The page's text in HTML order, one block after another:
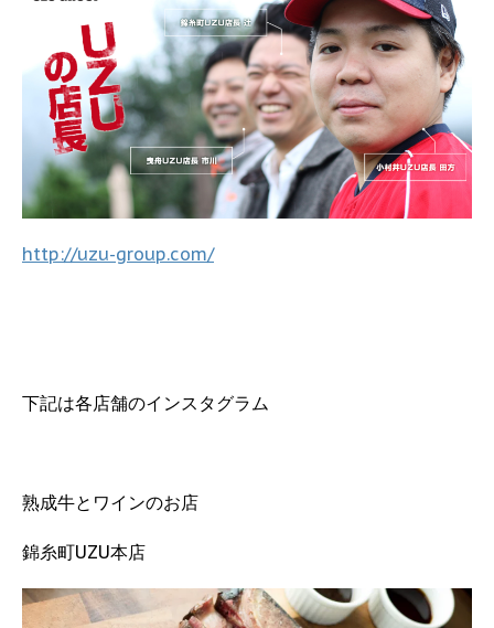
http://uzu-group.com/
下記は各店舗のインスタグラム
熟成牛とワインのお店
錦糸町UZU本店